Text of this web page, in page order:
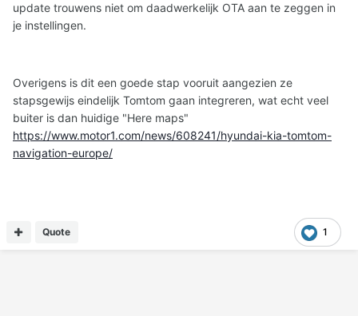
update trouwens niet om daadwerkelijk OTA aan te zeggen in
je instellingen.
Overigens is dit een goede stap vooruit aangezien ze
stapsgewijs eindelijk Tomtom gaan integreren, wat echt veel
buiter is dan huidige "Here maps"
https://www.motor1.com/news/608241/hyundai-kia-tomtom-
navigation-europe/
1
Quote